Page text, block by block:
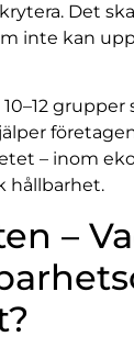
Det
inte kan
– inom
hållbarhet.
–